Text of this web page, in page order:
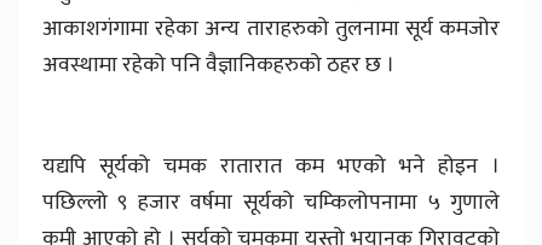
आकाशगंगामा रहेका अन्य ताराहरुको तुलनामा सूर्य कमजोर
अवस्थामा रहेको पनि वैज्ञानिकहरुको ठहर छ ।
यद्यपि सूर्यको चमक रातारात कम भएको भने होइन ।
पछिल्लो ९ हजार वर्षमा सूर्यको चम्किलोपनामा ५ गुणाले